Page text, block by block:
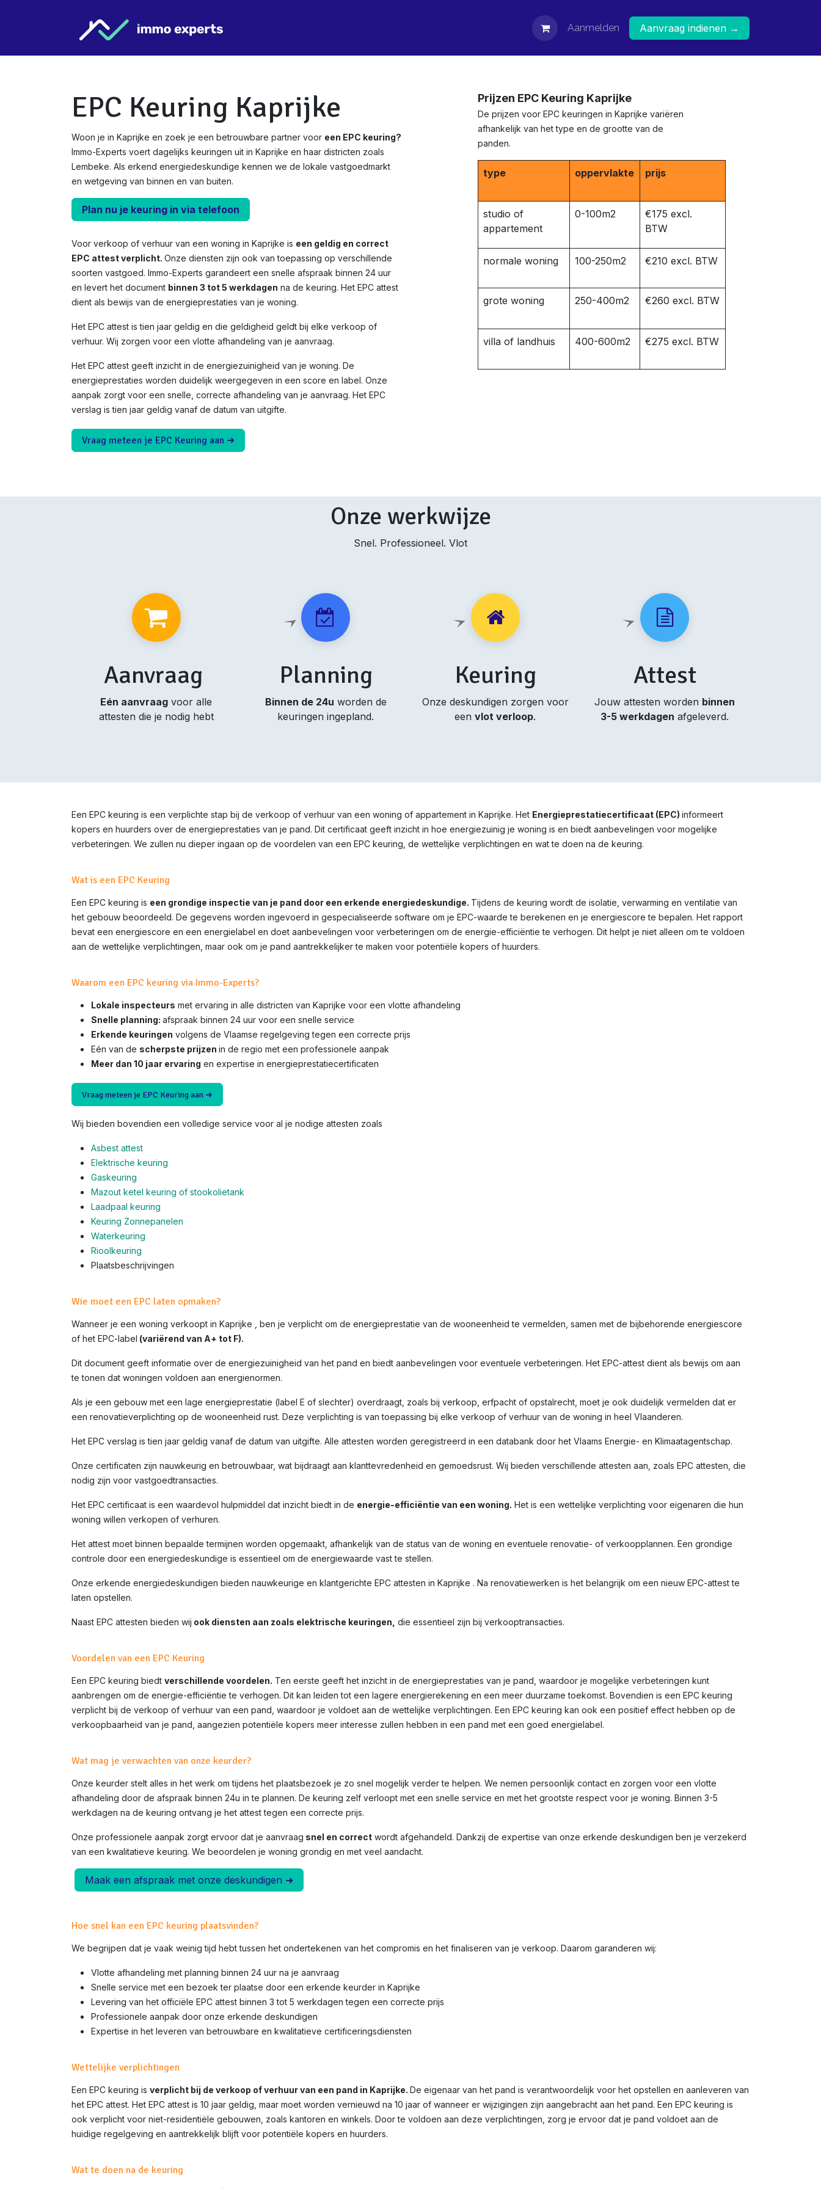
Contact Aanmelden Aanvraag indienen →
EPC Keuring Kaprijke
Woon je in Kaprijke en zoek je een betrouwbare partner voor een EPC keuring?
Immo-Experts voert dagelijks keuringen uit in Kaprijke en haar districten zoals
Lembeke. Als erkend energiedeskundige kennen we de lokale vastgoedmarkt
en wetgeving van binnen en van buiten.
Plan nu je keuring in via telefoon
Voor verkoop of verhuur van een woning in Kaprijke is een geldig en correct
EPC attest verplicht. Onze diensten zijn ook van toepassing op verschillende
soorten vastgoed. Immo-Experts garandeert een snelle afspraak binnen 24 uur
en levert het document binnen 3 tot 5 werkdagen na de keuring. Het EPC attest
dient als bewijs van de energieprestaties van je woning.
Het EPC attest is tien jaar geldig en die geldigheid geldt bij elke verkoop of
verhuur. Wij zorgen voor een vlotte afhandeling van je aanvraag.
Het EPC attest geeft inzicht in de energiezuinigheid van je woning. De
energieprestaties worden duidelijk weergegeven in een score en label. Onze
aanpak zorgt voor een snelle, correcte afhandeling van je aanvraag. Het EPC
verslag is tien jaar geldig vanaf de datum van uitgifte.
Vraag meteen je EPC Keuring aan ➜
Prijzen EPC Keuring Kaprijke
De prijzen voor EPC keuringen in Kaprijke variëren
afhankelijk van het type en de grootte van de
panden.
type oppervlakte prijs
studio of
appartement
0-100m2
€175 excl.
BTW
normale woning 100-250m2 €210 excl. BTW
grote woning 250-400m2 €260 excl. BTW
villa of landhuis 400-600m2 €275 excl. BTW
Onze werkwijze
Snel. Professioneel. Vlot
Aanvraag
Eén aanvraag voor alle
attesten die je nodig hebt
Planning
Binnen de 24u worden de
keuringen ingepland.
Keuring
Onze deskundigen zorgen voor
eenvlot verloop.
Attest
Jouw attesten worden binnen
3-5 werkdagen afgeleverd.
Een EPC keuring is een verplichte stap bij de verkoop of verhuur van een woning of appartement in Kaprijke. Het Energieprestatiecertificaat (EPC) informeert
kopers en huurders over de energieprestaties van je pand. Dit certificaat geeft inzicht in hoe energiezuinig je woning is en biedt aanbevelingen voor mogelijke
verbeteringen. We zullen nu dieper ingaan op de voordelen van een EPC keuring, de wettelijke verplichtingen en wat te doen na de keuring.
Wat is een EPC Keuring
Een EPC keuring is een grondige inspectie van je pand door een erkende energiedeskundige. Tijdens de keuring wordt de isolatie, verwarming en ventilatie van
het gebouw beoordeeld. De gegevens worden ingevoerd in gespecialiseerde software om je EPC-waarde te berekenen en je energiescore te bepalen. Het rapport
bevat een energiescore en een energielabel en doet aanbevelingen voor verbeteringen om de energie-efficiëntie te verhogen. Dit helpt je niet alleen om te voldoen
aan de wettelijke verplichtingen, maar ook om je pand aantrekkelijker te maken voor potentiële kopers of huurders.
Waarom een EPC keuring via Immo-Experts?
Lokale inspecteurs met ervaring in alle districten van Kaprijke voor een vlotte afhandeling
Snelle planning: afspraak binnen 24 uur voor een snelle service
Erkende keuringen volgens de Vlaamse regelgeving tegen een correcte prijs
Eén van de scherpste prijzen in de regio met een professionele aanpak
Meer dan 10 jaar ervaring en expertise in energieprestatiecertificaten
Vraag meteen je EPC Keuring aan ➜
Wij bieden bovendien een volledige service voor al je nodige attesten zoals
Asbest attest
Elektrische keuring
Gaskeuring
Mazout ketel keuring of stookolietank
Laadpaal keuring
Keuring Zonnepanelen
Waterkeuring
Rioolkeuring
Plaatsbeschrijvingen
Wie moet een EPC laten opmaken?
Wanneer je een woning verkoopt in Kaprijke , ben je verplicht om de energieprestatie van de wooneenheid te vermelden, samen met de bijbehorende energiescore
of het EPC-label (variërend van A+ tot F).
Dit document geeft informatie over de energiezuinigheid van het pand en biedt aanbevelingen voor eventuele verbeteringen. Het EPC-attest dient als bewijs om aan
te tonen dat woningen voldoen aan energienormen.
Als je een gebouw met een lage energieprestatie (label E of slechter) overdraagt, zoals bij verkoop, erfpacht of opstalrecht, moet je ook duidelijk vermelden dat er
een renovatieverplichting op de wooneenheid rust. Deze verplichting is van toepassing bij elke verkoop of verhuur van de woning in heel Vlaanderen.
Het EPC verslag is tien jaar geldig vanaf de datum van uitgifte. Alle attesten worden geregistreerd in een databank door het Vlaams Energie- en Klimaatagentschap.
Onze certificaten zijn nauwkeurig en betrouwbaar, wat bijdraagt aan klanttevredenheid en gemoedsrust. Wij bieden verschillende attesten aan, zoals EPC attesten, die
nodig zijn voor vastgoedtransacties.
Het EPC certificaat is een waardevol hulpmiddel dat inzicht biedt in de energie-efficiëntie van een woning. Het is een wettelijke verplichting voor eigenaren die hun
woning willen verkopen of verhuren.
Het attest moet binnen bepaalde termijnen worden opgemaakt, afhankelijk van de status van de woning en eventuele renovatie- of verkoopplannen. Een grondige
controle door een energiedeskundige is essentieel om de energiewaarde vast te stellen.
Onze erkende energiedeskundigen bieden nauwkeurige en klantgerichte EPC attesten in Kaprijke . Na renovatiewerken is het belangrijk om een nieuw EPC-attest te
laten opstellen.
Naast EPC attesten bieden wij ook diensten aan zoals elektrische keuringen, die essentieel zijn bij verkooptransacties.
Voordelen van een EPC Keuring
Een EPC keuring biedt verschillende voordelen. Ten eerste geeft het inzicht in de energieprestaties van je pand, waardoor je mogelijke verbeteringen kunt
aanbrengen om de energie-efficiëntie te verhogen. Dit kan leiden tot een lagere energierekening en een meer duurzame toekomst. Bovendien is een EPC keuring
verplicht bij de verkoop of verhuur van een pand, waardoor je voldoet aan de wettelijke verplichtingen. Een EPC keuring kan ook een positief effect hebben op de
verkoopbaarheid van je pand, aangezien potentiële kopers meer interesse zullen hebben in een pand met een goed energielabel.
Wat mag je verwachten van onze keurder?
Onze keurder stelt alles in het werk om tijdens het plaatsbezoek je zo snel mogelijk verder te helpen. We nemen persoonlijk contact en zorgen voor een vlotte
afhandeling door de afspraak binnen 24u in te plannen. De keuring zelf verloopt met een snelle service en met het grootste respect voor je woning. Binnen 3-5
werkdagen na de keuring ontvang je het attest tegen een correcte prijs.
Onze professionele aanpak zorgt ervoor dat je aanvraag snel en correct wordt afgehandeld. Dankzij de expertise van onze erkende deskundigen ben je verzekerd
van een kwalitatieve keuring. We beoordelen je woning grondig en met veel aandacht.
Maak een afspraak met onze deskundigen ➜
Hoe snel kan een EPC keuring plaatsvinden?
We begrijpen dat je vaak weinig tijd hebt tussen het ondertekenen van het compromis en het finaliseren van je verkoop. Daarom garanderen wij:
Vlotte afhandeling met planning binnen 24 uur na je aanvraag
Snelle service met een bezoek ter plaatse door een erkende keurder in Kaprijke
Levering van het officiële EPC attest binnen 3 tot 5 werkdagen tegen een correcte prijs
Professionele aanpak door onze erkende deskundigen
Expertise in het leveren van betrouwbare en kwalitatieve certificeringsdiensten
Wettelijke verplichtingen
Een EPC keuring is verplicht bij de verkoop of verhuur van een pand in Kaprijke. De eigenaar van het pand is verantwoordelijk voor het opstellen en aanleveren van
het EPC attest. Het EPC attest is 10 jaar geldig, maar moet worden vernieuwd na 10 jaar of wanneer er wijzigingen zijn aangebracht aan het pand. Een EPC keuring is
ook verplicht voor niet-residentiële gebouwen, zoals kantoren en winkels. Door te voldoen aan deze verplichtingen, zorg je ervoor dat je pand voldoet aan de
huidige regelgeving en aantrekkelijk blijft voor potentiële kopers en huurders.
Wat te doen na de keuring